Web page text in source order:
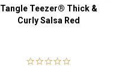
Tangle Teezer® Thick &
Curly Salsa Red